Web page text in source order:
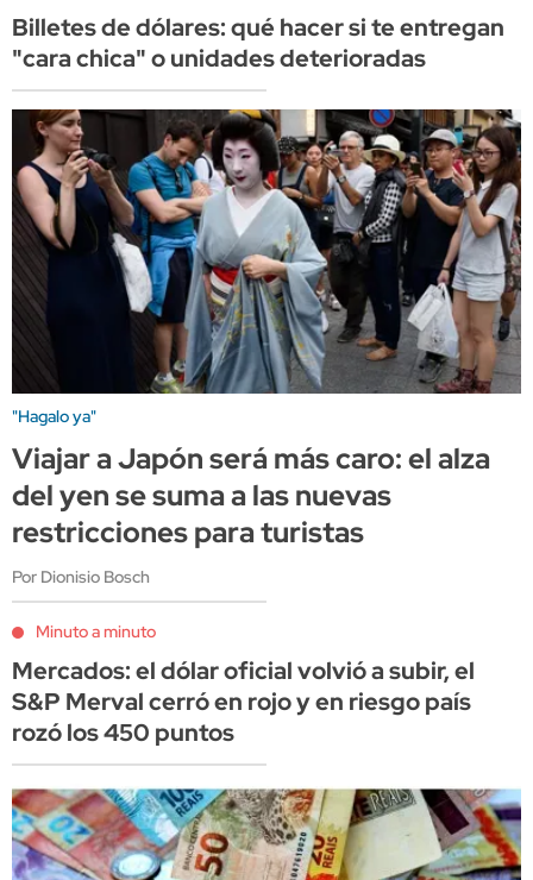
Billetes de dólares: qué hacer si te entregan
"cara chica" o unidades deterioradas
"Hagalo ya"
Viajar a Japón será más caro: el alza
del yen se suma a las nuevas
restricciones para turistas
Por Dionisio Bosch
Minuto a minuto
Mercados: el dólar oficial volvió a subir, el
S&P Merval cerró en rojo y en riesgo país
rozó los 450 puntos